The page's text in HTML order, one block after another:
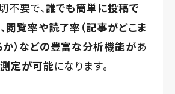
要で、誰でも簡単に投稿で
閲覧率や読了率（記事がどこま
）などの豊富な分析機能があ
定が可能になります。